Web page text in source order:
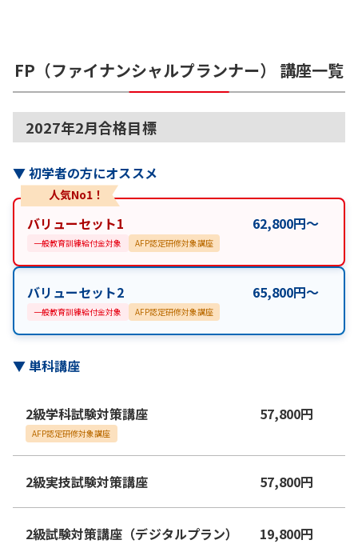
FP（ファイナンシャルプランナー） 講座一覧
2027年2月合格目標
▼初学者の方にオススメ
人気No1！
バリューセット1 62,800円〜
一般教育訓練給付金対象 AFP認定研修対象講座
バリューセット2 65,800円〜
一般教育訓練給付金対象 AFP認定研修対象講座
▼単科講座
2級学科試験対策講座 57,800円
AFP認定研修対象講座
2級実技試験対策講座 57,800円
2級試験対策講座（デジタルプラン） 19,800円